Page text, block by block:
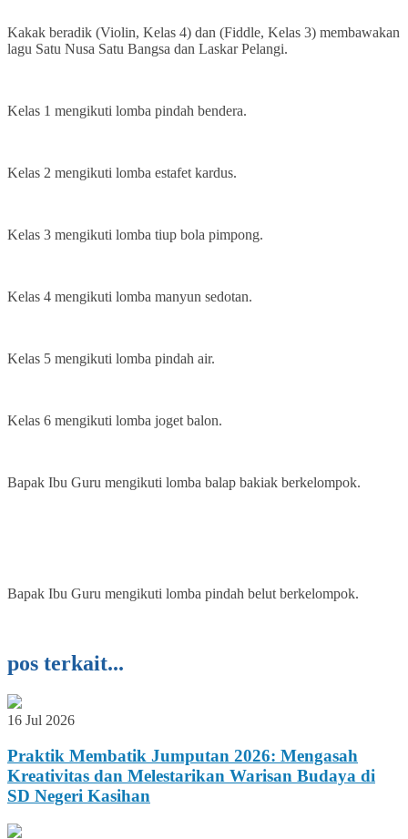
Kakak beradik (Violin, Kelas 4) dan (Fiddle, Kelas 3) membawakan
lagu Satu Nusa Satu Bangsa dan Laskar Pelangi.
Kelas 1 mengikuti lomba pindah bendera.
Kelas 2 mengikuti lomba estafet kardus.
Kelas 3 mengikuti lomba tiup bola pimpong.
Kelas 4 mengikuti lomba manyun sedotan.
Kelas 5 mengikuti lomba pindah air.
Kelas 6 mengikuti lomba joget balon.
Bapak Ibu Guru mengikuti lomba balap bakiak berkelompok.
Bapak Ibu Guru mengikuti lomba pindah belut berkelompok.
pos terkait...
16 Jul 2026
Praktik Membatik Jumputan 2026: Mengasah
Kreativitas dan Melestarikan Warisan Budaya di
SD Negeri Kasihan